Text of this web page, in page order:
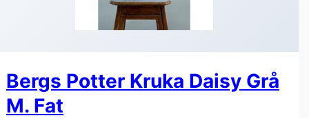
Bergs Potter Kruka Daisy Grå
M. Fat